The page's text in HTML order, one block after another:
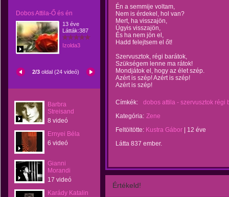
Dobos Attila-Ő és én
13 éve
Látták:387
Izolda3
2/3 oldal (24 videó)
Barbra
Streisand
8 videó
Ernyei Béla
6 videó
Gianni
Morandi
17 videó
Karády Katalin
Én a semmije voltam,
Nem is érdekel, hol van?
Mert, ha visszajön,
Úgyis visszajön,
És ha nem jön el,
Hadd felejtsem el őt!
Szervusztok, régi barátok,
Szükségem lenne ma rátok!
Mondjátok el, hogy az élet szép.
Azért is szép! Azért is szép!
Azért is szép!
Címkék:
dobos attila - szervusztok régi
Kategória: Zene
Feltöltötte: Kustra Gábor
12 éve
Látta 837 ember.
Értékeld!